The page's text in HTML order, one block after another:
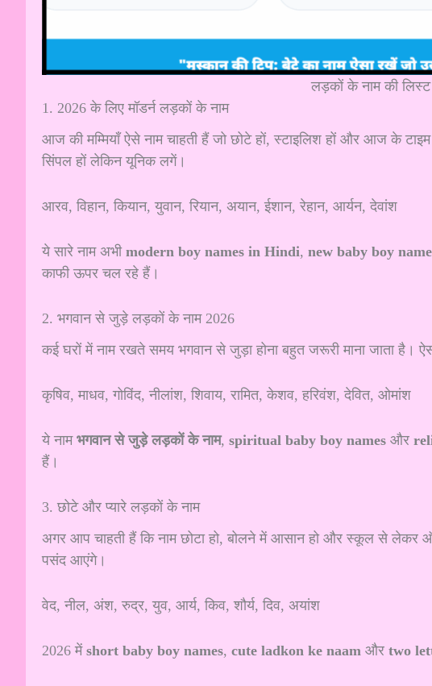
लड़कों के नाम की
1. 2026 के लिए मॉडर्न लड़कों के नाम
आज की मम्मियाँ ऐसे नाम चाहती हैं जो छोटे हों, स्टाइलिश हों और आज के
सिंपल हों लेकिन यूनिक लगें।
आरव, विहान, कियान, युवान, रियान, अयान, ईशान, रेहान, आर्यन, देवांश
ये सारे नाम अभी modern boy names in Hindi, new baby boy
काफी ऊपर चल रहे हैं।
2. भगवान से जुड़े लड़कों के नाम 2026
कई घरों में नाम रखते समय भगवान से जुड़ा होना बहुत जरूरी माना जाता है।
कृषिव, माधव, गोविंद, नीलांश, शिवाय, रामित, केशव, हरिवंश, देवित, ओमांश
ये नाम भगवान से जुड़े लड़कों के नाम, spiritual baby boy names और
हैं।
3. छोटे और प्यारे लड़कों के नाम
अगर आप चाहती हैं कि नाम छोटा हो, बोलने में आसान हो और स्कूल से
पसंद आएंगे।
वेद, नील, अंश, रुद्र, युव, आर्य, किव, शौर्य, दिव, अयांश
2026 में short baby boy names, cute ladkon ke naam और two